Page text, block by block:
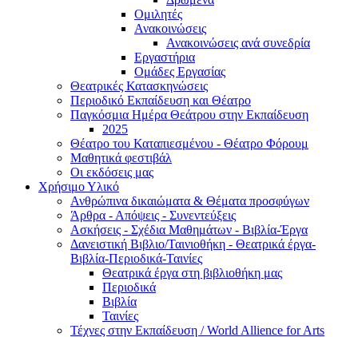
Ομιλητές
Ανακοινώσεις
Ανακοινώσεις ανά συνεδρία
Εργαστήρια
Ομάδες Εργασίας
Θεατρικές Κατασκηνώσεις
Περιοδικό Εκπαίδευση και Θέατρο
Παγκόσμια Ημέρα Θεάτρου στην Εκπαίδευση
2025
Θέατρο του Καταπιεσμένου - Θέατρο Φόρουμ
Μαθητικά φεστιβάλ
Οι εκδόσεις μας
Χρήσιμο Υλικό
Ανθρώπινα δικαιώματα & Θέματα προσφύγων
Άρθρα - Απόψεις - Συνεντεύξεις
Ασκήσεις - Σχέδια Μαθημάτων - Βιβλία-Έργα
Δανειστική Βιβλιο/Ταινιοθήκη - Θεατρικά έργα-
Βιβλία-Περιοδικά-Ταινίες
Θεατρικά έργα στη βιβλιοθήκη μας
Περιοδικά
Βιβλία
Ταινίες
Τέχνες στην Εκπαίδευση / World Allience for Arts